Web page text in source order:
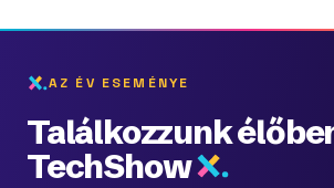
AZ ÉV ESEMÉNYE
Találkozzunk
TechShow